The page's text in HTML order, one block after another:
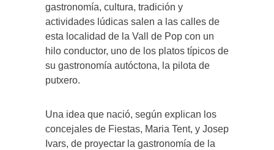
gastronomía, cultura, tradición y
actividades lúdicas salen a las calles de
esta localidad de la Vall de Pop con un
hilo conductor, uno de los platos típicos de
su gastronomía autóctona, la pilota de
putxero.
Una idea que nació, según explican los
concejales de Fiestas, Maria Tent, y Josep
Ivars, de proyectar la gastronomía de la